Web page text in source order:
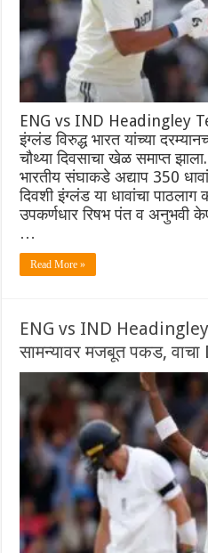
ENG vs IND Headingley
इंग्लंड विरुद्ध भारत यांच्या
चौथ्या दिवसाचा खेळ समाप्त
भारतीय संघाकडे अद्याप 350
दिवशी इंग्लंड या धावांचा
उपकर्णधार रिषभ पंत व अनुभवी
…
Read More »
ENG vs IND Headingley
सामन्यावर मजबूत पकड, वाचा